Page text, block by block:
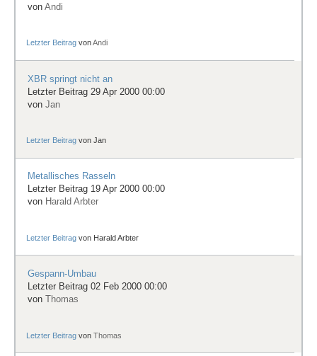
von Andi
Letzter Beitrag vonAndi
XBR springt nicht an
Letzter Beitrag 29 Apr 2000 00:00
von Jan
Letzter Beitrag vonJan
Metallisches Rasseln
Letzter Beitrag 19 Apr 2000 00:00
von Harald Arbter
Letzter Beitrag von Harald Arbter
Gespann-Umbau
Letzter Beitrag 02 Feb 2000 00:00
von Thomas
Letzter Beitrag vonThomas